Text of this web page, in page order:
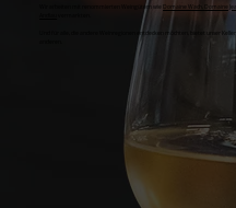
Wir arbeiten mit renommierten Weingütern wieDomaine Wach, Domaine
Und für alle, die andere Weinregionen entdecken möchten, bietet unser